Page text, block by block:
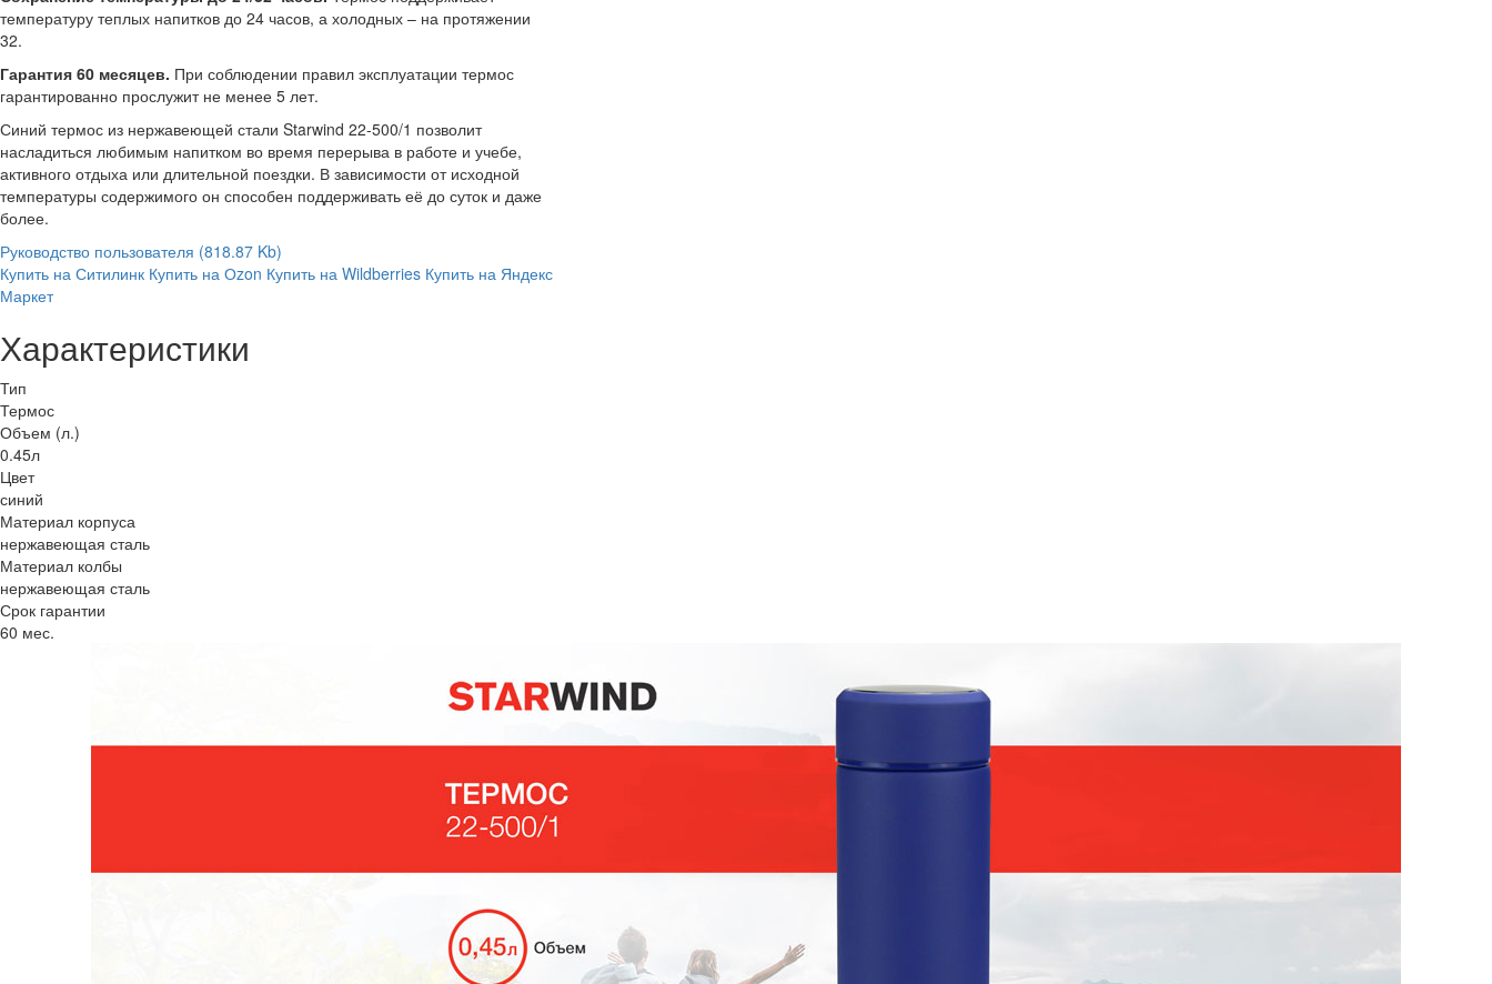
температуру теплых напитков до 24 часов, а холодных – на протяжении
32.
Гарантия 60 месяцев. При соблюдении правил эксплуатации термос
гарантированно прослужит не менее 5 лет.
Синий термос из нержавеющей стали Starwind 22-500/1 позволит
насладиться любимым напитком во время перерыва в работе и учебе,
активного отдыха или длительной поездки. В зависимости от исходной
температуры содержимого он способен поддерживать её до суток и даже
более.
Руководство пользователя (818.87 Kb)
Купить на Ситилинк Купить на Оzon Купить на Wildberries Купить на Яндекс
Маркет
Характеристики
Тип
Термос
Объем (л.)
0.45л
Цвет
синий
Материал корпуса
нержавеющая сталь
Материал колбы
нержавеющая сталь
Срок гарантии
60 мес.